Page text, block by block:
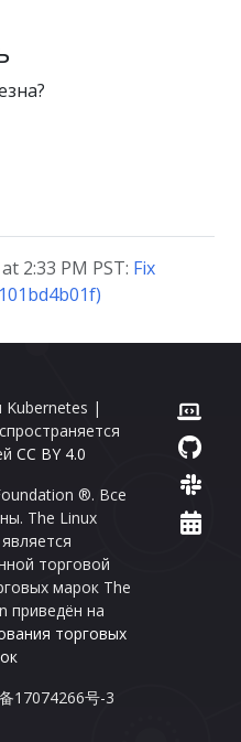
2:33 PM PST: Fix
|
CC BY 4.0
®. Все
The Linux
торговой
марок The
приведён на
торговых
17074266号-3